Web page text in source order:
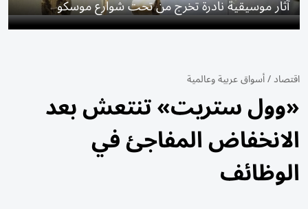
آثار موسيقية نادرة تخرج من تحت شوارع موسكو
اقتصاد/أسواق عربية وعالمية
«وول ستريت» تنتعش بعد
الانخفاض المفاجئ في
الوظائف